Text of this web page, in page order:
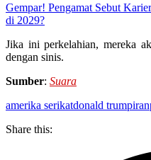
Gempar! Pengamat Sebut
di 2029?
Jika ini perkelahian, mereka
dengan sinis.
Sumber: Suara
amerika serikatdonald trumpiran
Share this: